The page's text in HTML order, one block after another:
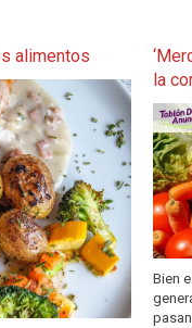
alimentos
la
Bien